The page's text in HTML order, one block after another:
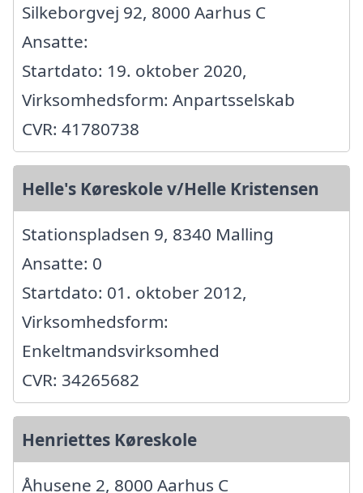
Silkeborgvej 92, 8000 Aarhus C
Ansatte:
Startdato: 19. oktober 2020,
Virksomhedsform: Anpartsselskab
CVR: 41780738
Helle's Køreskole v/Helle Kristensen
Stationspladsen 9, 8340 Malling
Ansatte: 0
Startdato: 01. oktober 2012,
Virksomhedsform:
Enkeltmandsvirksomhed
CVR: 34265682
Henriettes Køreskole
Åhusene 2, 8000 Aarhus C